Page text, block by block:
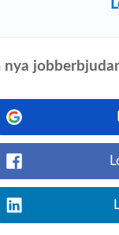
Hos oss på
4 dagar
Inför hösten
uppdrag hos våra
nya